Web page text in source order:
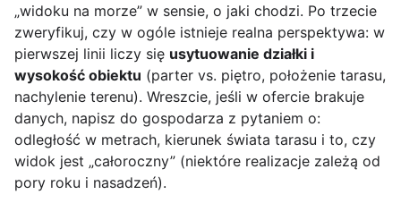
„widoku na morze” w sensie, o jaki chodzi. Po trzecie
zweryfikuj, czy w ogóle istnieje realna perspektywa: w
pierwszej linii liczy się usytuowanie działki i
wysokość obiektu (parter vs. piętro, położenie tarasu,
nachylenie terenu). Wreszcie, jeśli w ofercie brakuje
danych, napisz do gospodarza z pytaniem o:
odległość w metrach, kierunek świata tarasu i to, czy
widok jest „całoroczny” (niektóre realizacje zależą od
pory roku i nasadzeń).